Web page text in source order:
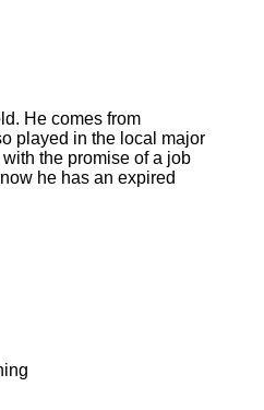
He comes from
played in the local major
the promise of a job
he has an expired